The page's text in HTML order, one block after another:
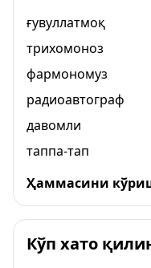
ғувуллатмоқ
трихомоноз
фармономуз
радиоавтограф
давомли
таппа-тап
Ҳаммасини
Кўп хато